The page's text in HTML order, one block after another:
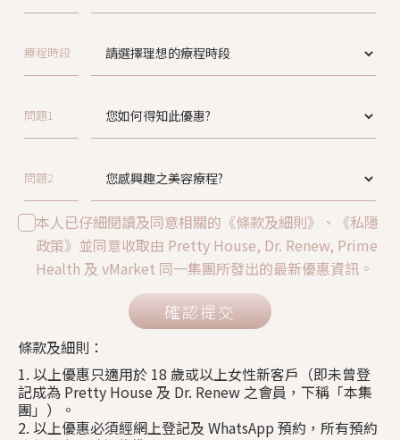
療程時段
問題1
問題2
本人已仔細閱讀及同意相關的《條款及細則》、《私隱
政策》並同意收取由 Pretty House, Dr. Renew, Prime
Health 及 vMarket 同一集團所發出的最新優惠資訊。
確認提交
條款及細則：
1. 以上優惠只適用於 18 歲或以上女性新客戶（即未曾登
記成為 Pretty House 及 Dr. Renew 之會員，下稱「本集
團」）。
2. 以上優惠必須經網上登記及 WhatsApp 預約，所有預約